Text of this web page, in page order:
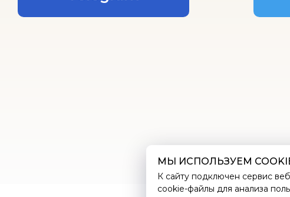
МЫ ИСПОЛЬЗУЕМ
К сайту подключен сервис
cookie-файлы для анализа